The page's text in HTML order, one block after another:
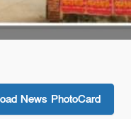
News PhotoCard